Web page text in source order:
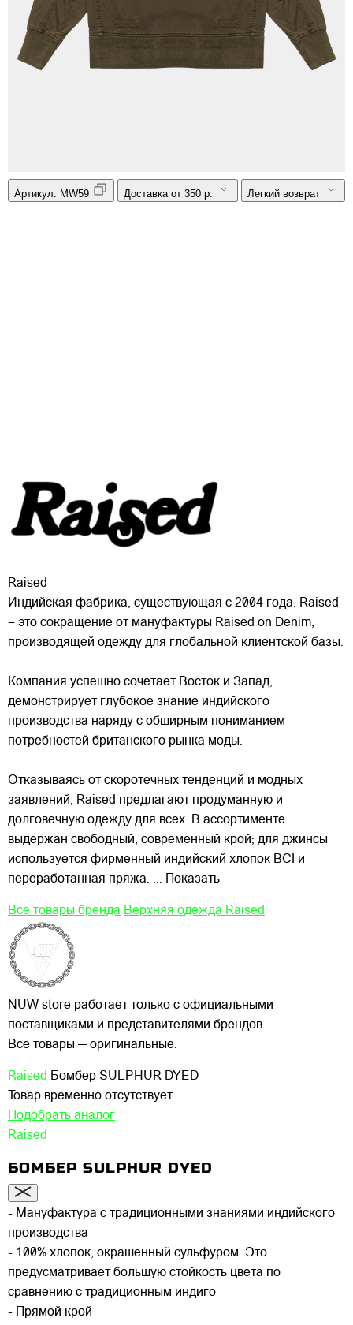
Артикул: MW59 Доставка от 350 р. Легкий возврат
Raised
Индийская фабрика, существующая с 2004 года. Raised
– это сокращение от мануфактуры Raised on Denim,
производящей одежду для глобальной клиентской базы.
Компания успешно сочетает Восток и Запад,
демонстрирует глубокое знание индийского
производства наряду с обширным пониманием
потребностей британского рынка моды.
Отказываясь от скоротечных тенденций и модных
заявлений, Raised предлагают продуманную и
долговечную одежду для всех. В ассортименте
выдержан свободный, современный крой; для джинсы
используется фирменный индийский хлопок BCI и
переработанная пряжа. ... Показать
Все товары бренда Верхняя одежда Raised
NUW store работает только с официальными
поставщиками и представителями брендов.
Все товары — оригинальные.
Raised Бомбер SULPHUR DYED
Товар временно отсутствует
Подобрать аналог
Raised
БОМБЕР SULPHUR DYED
- Мануфактура с традиционными знаниями индийского
производства
- 100% хлопок, окрашенный сульфуром. Это
предусматривает большую стойкость цвета по
сравнению с традиционным индиго
- Прямой крой